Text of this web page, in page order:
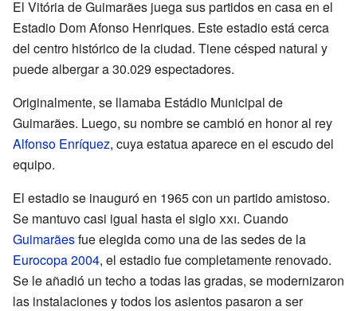
El Vitória de Guimarães juega sus partidos en casa en el
Estadio Dom Afonso Henriques. Este estadio está cerca
del centro histórico de la ciudad. Tiene césped natural y
puede albergar a 30.029 espectadores.
Originalmente, se llamaba Estádio Municipal de
Guimarães. Luego, su nombre se cambió en honor al rey
Alfonso Enríquez, cuya estatua aparece en el escudo del
equipo.
El estadio se inauguró en 1965 con un partido amistoso.
Se mantuvo casi igual hasta el sigloxxi. Cuando
Guimarãesfue elegida como una de las sedes de la
Eurocopa 2004, el estadio fue completamente renovado.
Se le añadió un techo a todas las gradas, se modernizaron
las instalaciones y todos los asientos pasaron a ser